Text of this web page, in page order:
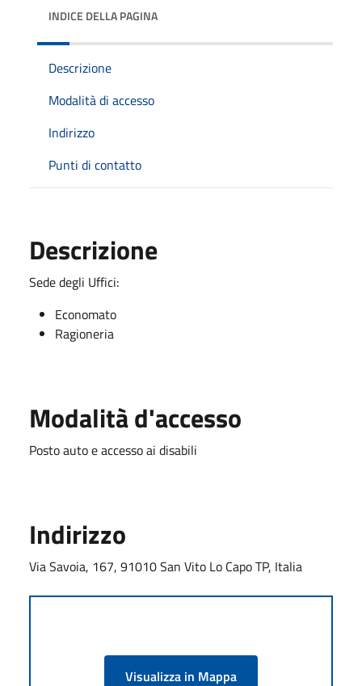
INDICE DELLA PAGINA
Descrizione
Modalità di accesso
Indirizzo
Punti di contatto
Descrizione
Sede degli Uffici:
Economato
Ragioneria
Modalità d'accesso
Posto auto e accesso ai disabili
Indirizzo
Via Savoia, 167, 91010 San Vito Lo Capo TP, Italia
Visualizza in Mappa